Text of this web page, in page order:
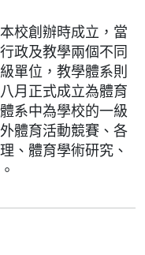
校創辦時成立，當
政及教學兩個不同
單位，教學體系則
月正式成立為體育
系中為學校的一級
體育活動競賽、各
、體育學術研究、